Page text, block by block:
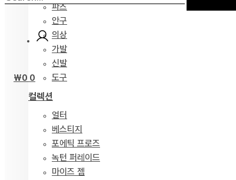
파츠
안구
의상
가발
신발
도구
컬렉션
얼터
베스티지
포에틱 프로즈
녹턴 퍼레이드
마이즈 젬
₩0 0